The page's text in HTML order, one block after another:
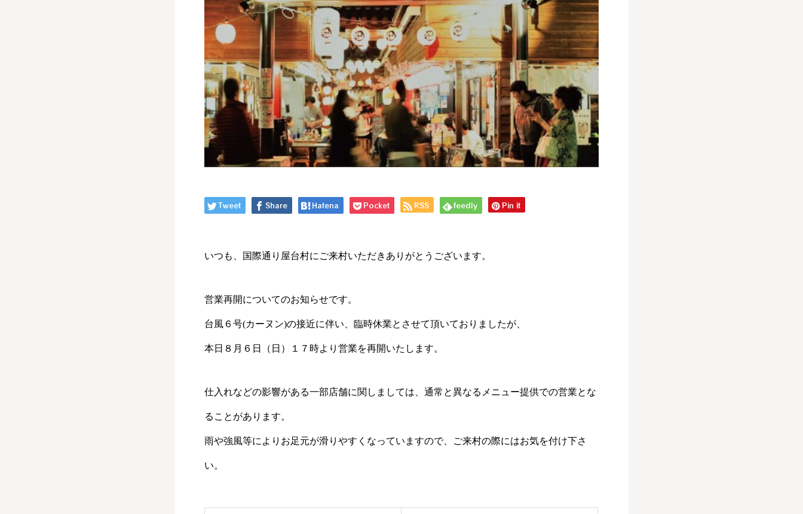
Tweet Share Hatena Pocket RSS feedly Pin it
いつも、国際通り屋台村にご来村いただきありがとうございます。
営業再開についてのお知らせです。
台風６号(カーヌン)の接近に伴い、臨時休業とさせて頂いておりましたが、
本日８月６日（日）１７時より営業を再開いたします。
仕入れなどの影響がある一部店舗に関しましては、通常と異なるメニュー提供での営業とな
ることがあります。
雨や強風等によりお足元が滑りやすくなっていますので、ご来村の際にはお気を付け下さ
い。